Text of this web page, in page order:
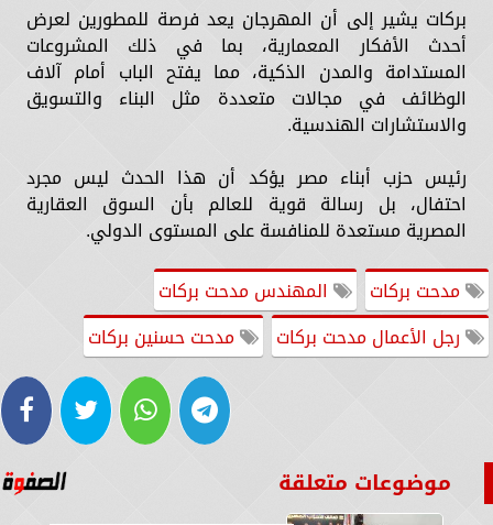
بركات يشير إلى أن المهرجان يعد فرصة للمطورين لعرض
أحدث الأفكار المعمارية، بما في ذلك المشروعات
المستدامة والمدن الذكية، مما يفتح الباب أمام آلاف
الوظائف في مجالات متعددة مثل البناء والتسويق
والاستشارات الهندسية.
رئيس حزب أبناء مصر يؤكد أن هذا الحدث ليس مجرد
احتفال، بل رسالة قوية للعالم بأن السوق العقارية
المصرية مستعدة للمنافسة على المستوى الدولي.
مدحت بركات
المهندس مدحت بركات
رجل الأعمال مدحت بركات
مدحت حسنين بركات
موضوعات متعلقة